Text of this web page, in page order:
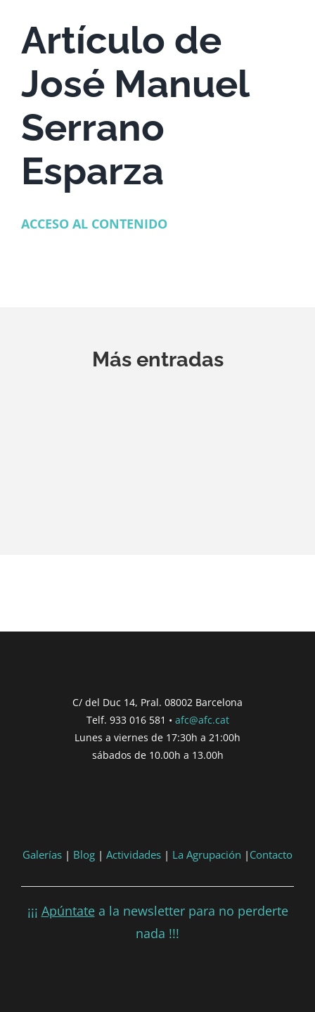
Artículo de
José Manuel
Serrano
Esparza
ACCESO AL CONTENIDO
Más entradas
C/ del Duc 14, Pral. 08002 Barcelona
Telf. 933 016 581 • afc@afc.cat
Lunes a viernes de 17:30h a 21:00h
sábados de 10.00h a 13.00h
Galerías | Blog | Actividades | La Agrupación | Contacto
¡¡¡ Apúntatea la newsletter para no perderte
nada !!!